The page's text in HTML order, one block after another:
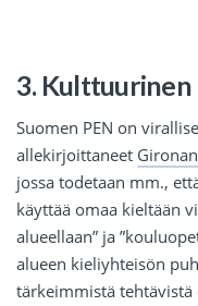
3.
Suomen PEN on
allekirjoittaneet
jossa todetaan mm.,
käyttää omaa kieltään
alueellaan” ja
alueen kieliyhteisön
tärkeimmistä